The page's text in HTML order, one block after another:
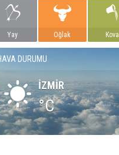
Yay Oğlak Kova
DURUMU
İZMİR
°C